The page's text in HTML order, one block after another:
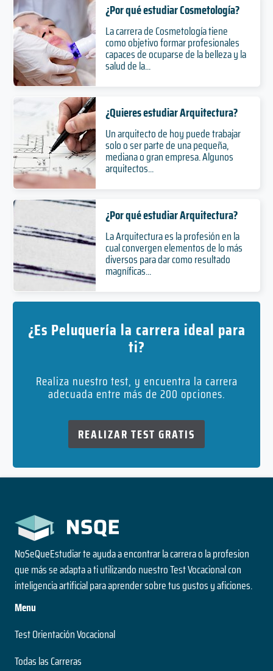
¿Por qué estudiar Cosmetología?
La carrera de Cosmetología tiene
como objetivo formar profesionales
capaces de ocuparse de la belleza y la
salud de la...
¿Quieres estudiar Arquitectura?
Un arquitecto de hoy puede trabajar
solo o ser parte de una pequeña,
mediana o gran empresa. Algunos
arquitectos...
¿Por qué estudiar Arquitectura?
La Arquitectura es la profesión en la
cual convergen elementos de lo más
diversos para dar como resultado
magníficas...
¿Es Peluquería la carrera ideal para
ti?
Realiza nuestro test, y encuentra la carrera
adecuada entre más de 200 opciones.
REALIZAR TEST GRATIS
NoSeQueEstudiar te ayuda a encontrar la carrera o la profesion
que más se adapta a ti utilizando nuestro Test Vocacional con
inteligencia artificial para aprender sobre tus gustos y aficiones.
Menu
Test Orientación Vocacional
Todas las Carreras